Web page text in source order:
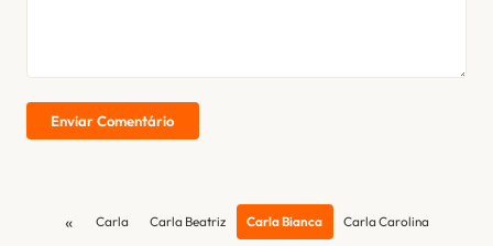
Enviar Comentário
« Carla Carla Beatriz Carla Bianca Carla Carolina